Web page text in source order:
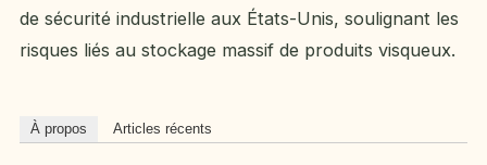
de sécurité industrielle aux États-Unis, soulignant les
risques liés au stockage massif de produits visqueux.
À propos Articles récents